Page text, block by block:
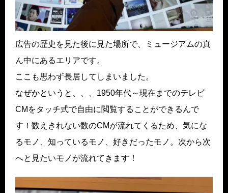
広告の歴史を見た後に見た場所で、ミュージアムの真
ん中にあるエリアです。
ここも思わず長居してしまいました。
なぜかというと、、、1950年代～現在までのテレビ
CMをタッチ式で自由に閲覧することができるんで
す！数えきれない数のCMが流れてくるため、気にな
るモノ、知っているモノ、好きだったモノ。次から次
へと見たいモノが流れてきます！